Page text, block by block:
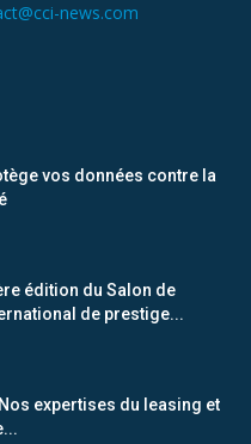
news.com
vos données contre la
édition du Salon de
de prestige...
expertises du leasing et